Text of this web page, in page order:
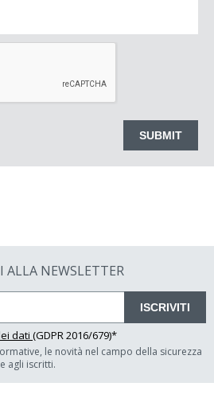
ALLA NEWSLETTER
ISCRIVITI
dati (GDPR 2016/679)*
le novità nel campo della sicurezza
agli iscritti.